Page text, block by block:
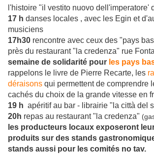
l'histoire "il vestito nuovo dell'imperatore'
17 h danses locales , avec les Egin et
musiciens
17h30 rencontre avec ceux des "pays
près du restaurant "la credenza" rue
semaine de solidarité pour les pays
rappelons le livre de Pierre Recarte, les
déraisons qui permettent de comprendre
cachés du choix de la grande vitesse en
19 h apéritif au bar - librairie "la città del
20h repas au restaurant "la credenza"
les producteurs locaux exposeront
produits sur des stands
stands aussi pour les comités no tav.